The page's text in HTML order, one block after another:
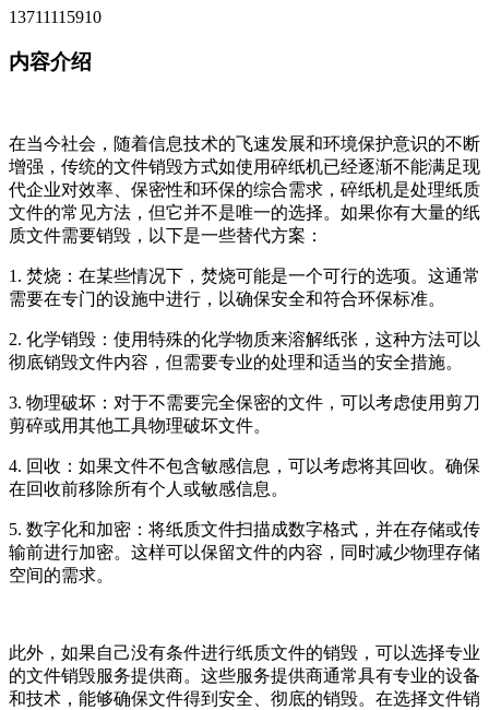
13711115910
内容介绍
在当今社会，随着信息技术的飞速发展和环境保护意识的不断
增强，传统的文件销毁方式如使用碎纸机已经逐渐不能满足现
代企业对效率、保密性和环保的综合需求，碎纸机是处理纸质
文件的常见方法，但它并不是唯一的选择。如果你有大量的纸
质文件需要销毁，以下是一些替代方案：
1. 焚烧：在某些情况下，焚烧可能是一个可行的选项。这通常
需要在专门的设施中进行，以确保安全和符合环保标准。
2. 化学销毁：使用特殊的化学物质来溶解纸张，这种方法可以
彻底销毁文件内容，但需要专业的处理和适当的安全措施。
3. 物理破坏：对于不需要完全保密的文件，可以考虑使用剪刀
剪碎或用其他工具物理破坏文件。
4. 回收：如果文件不包含敏感信息，可以考虑将其回收。确保
在回收前移除所有个人或敏感信息。
5. 数字化和加密：将纸质文件扫描成数字格式，并在存储或传
输前进行加密。这样可以保留文件的内容，同时减少物理存储
空间的需求。
此外，如果自己没有条件进行纸质文件的销毁，可以选择专业
的文件销毁服务提供商。这些服务提供商通常具有专业的设备
和技术，能够确保文件得到安全、彻底的销毁。在选择文件销